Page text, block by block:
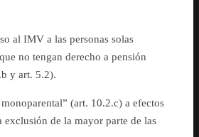
al IMV a las personas solas
no tengan derecho a pensión
y art. 5.2).
(art. 10.2.c) a efectos
de la mayor parte de las